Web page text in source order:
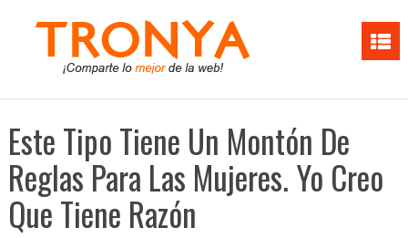
Este Tipo Tiene Un Montón De
Reglas Para Las Mujeres. Yo Creo
Que Tiene Razón